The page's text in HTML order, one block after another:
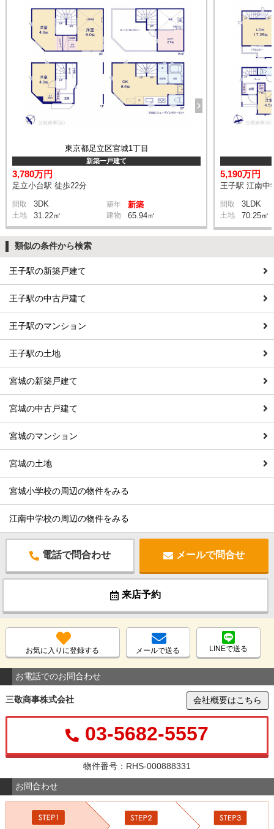
東京都足立区宮城1丁目
新築一戸建て
3,780万円
足立小台駅 徒歩22分
間取 3DK 築年 新築
土地 31.22㎡ 建物 65.94㎡
5,190万円
王子駅 江南中
間取 3LDK
土地 70.25㎡
類似の条件から検索
王子駅の新築戸建て
王子駅の中古戸建て
王子駅のマンション
王子駅の土地
宮城の新築戸建て
宮城の中古戸建て
宮城のマンション
宮城の土地
宮城小学校の周辺の物件をみる
江南中学校の周辺の物件をみる
電話で問合わせ メールで問合せ
来店予約
お気に入りに登録する メールで送る LINEで送る
お電話でのお問合わせ
三敬商事株式会社 会社概要はこちら
03-5682-5557
物件番号：RHS-000888331
お問合わせ